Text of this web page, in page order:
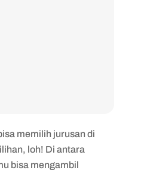
memilih jurusan di
loh! Di antara
bisa mengambil